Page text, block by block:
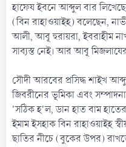
হাফেয ইবনে আব্দুল বার
(বিন রাহাওয়াইহ) বলেছেন,
আলী, আবূ হুরায়রা, ইবরাহীম
সাব্যস্ত নেই। আর আবূ
সৌদী আরবের প্রসিদ্ধ শাইখ
জিবরীনের ভূমিকা এবং
'সঠিক হ'ল, ডান হাত বাম
ইমাম ইসহাক বিন রাহাওয়াইহ
ছাতির নীচে (বুকের উপর)